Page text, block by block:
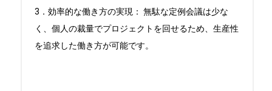
3．効率的な働き方の実現： 無駄な定例会議は少な
く、個人の裁量でプロジェクトを回せるため、生産性
を追求した働き方が可能です。